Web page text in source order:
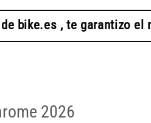
bike.es , te garantizo el
2026